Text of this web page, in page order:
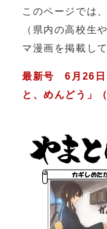
このページでは
（県内の高校生
マ漫画を掲載し
最新号 6月26日
と、めんどう」